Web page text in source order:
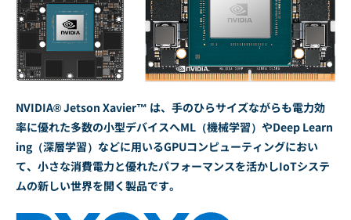
NVIDIA® Jetson Xavier™ は、手のひらサイズながらも電力効
率に優れた多数の小型デバイスへML（機械学習）やDeep Learn
ing（深層学習）などに用いるGPUコンピューティングにおい
て、小さな消費電力と優れたパフォーマンスを活かしIoTシステ
ムの新しい世界を開く製品です。